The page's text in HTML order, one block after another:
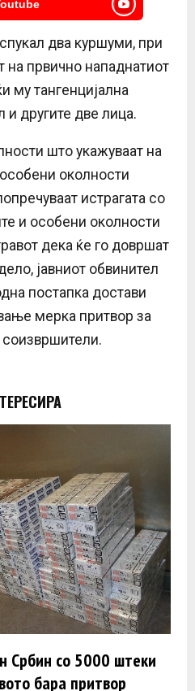
два куршуми, при
на првично нападнатиот
му тангенцијална
и другите две лица.
што укажуваат на
околности
истрагата со
и особени околности
дека ќе го довршат
јавниот обвинител
постапка достави
мерка притвор за
Србин со 5000 штеки
бара притвор